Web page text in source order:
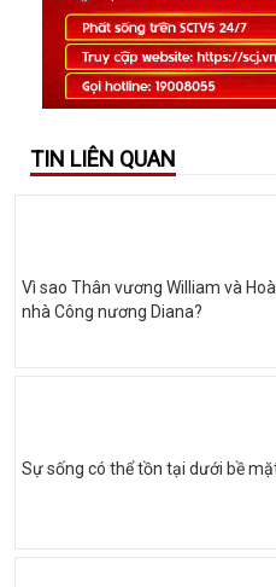
TIN LIÊN QUAN
Vì sao Thân vương William và
nhà Công nương Diana?
Sự sống có thể tồn tại dưới bề